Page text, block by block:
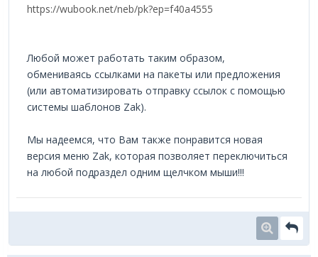
https://wubook.net/neb/pk?ep=f40a4555
Любой может работать таким образом,
обмениваясь ссылками на пакеты или предложения
(или автоматизировать отправку ссылок с помощью
системы шаблонов Zak).
Мы надеемся, что Вам также понравится новая
версия меню Zak, которая позволяет переключиться
на любой подраздел одним щелчком мыши!!!